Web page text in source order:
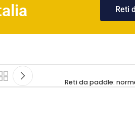
Reti
Reti da paddle: